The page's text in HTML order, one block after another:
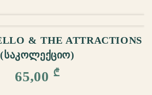
& THE ATTRACTIONS
(ᲡᲐᲙᲝᲚᲔᲥᲪᲘᲝ)
65,00 ₾